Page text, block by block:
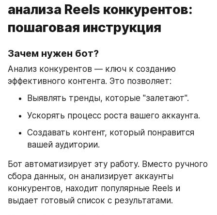
анализа Reels конкурентов:
пошаговая инструкция
Зачем нужен бот?
Анализ конкурентов — ключ к созданию
эффективного контента. Это позволяет:
Выявлять тренды, которые "залетают".
Ускорять процесс роста вашего аккаунта.
Создавать контент, который понравится
вашей аудитории.
Бот автоматизирует эту работу. Вместо ручного
сбора данных, он анализирует аккаунты
конкурентов, находит популярные Reels и
выдает готовый список с результатами.